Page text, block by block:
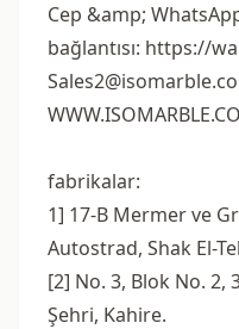
Cep &amp;
bağlantısı: https://
fabrikalar:
1] 17-B Mermer ve
Autostrad, Shak El-
[2] No. 3, Blok No. 2,
Şehri, Kahire.